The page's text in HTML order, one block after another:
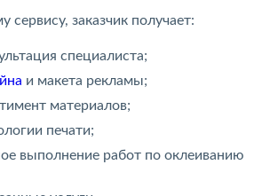
заказчик получает:
специалиста;
и макета рекламы;
материалов;
печати;
выполнение работ по оклеиванию